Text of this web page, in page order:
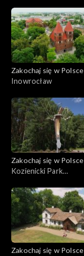
Zakochaj się w Polsce
Inowrocław
Zakochaj się w Polsce
Kozienicki Park
Zakochaj się w Polsce